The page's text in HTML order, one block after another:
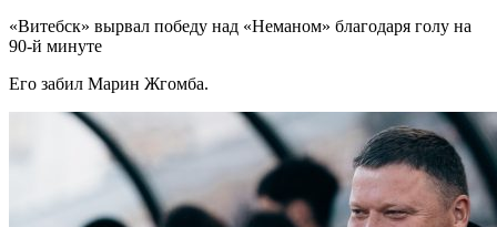
«Витебск» вырвал победу над «Неманом» благодаря голу на
90-й минуте
Его забил Марин Жгомба.